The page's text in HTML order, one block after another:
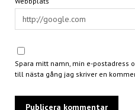
Spara mitt namn, min e-postadress
till nästa gång jag skriver en